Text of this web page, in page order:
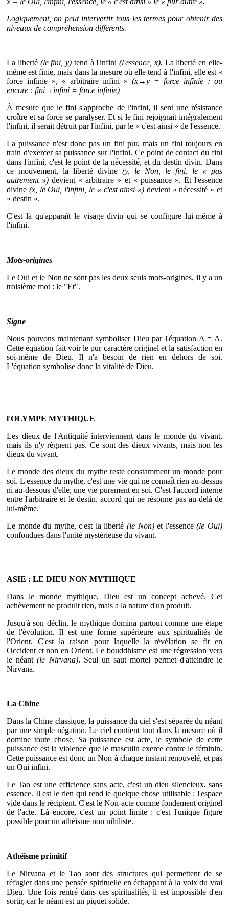
Logiquement, on peut intervertir tous les termes pour obtenir des
niveaux de compréhension différents.
La liberté (le fini, y) tend à l'infini(l'essence, x). La liberté en elle-
même est finie, mais dans la mesure où elle tend à l'infini, elle est «
force infinie », « arbitraire infini » (x→y = force infinie ; ou
encore : fini→infini = force infinie)
À mesure que le fini s'approche de l'infini, il sent une résistance
croître et sa force se paralyser. Et si le fini rejoignait intégralement
l'infini, il serait détruit par l'infini, par le « c'est ainsi » de l'essence.
La puissance n'est donc pas un fini pur, mais un fini toujours en
train d'exercer sa puissance sur l'infini. Ce point de contact du fini
dans l'infini, c'est le point de la nécessité, et du destin divin. Dans
ce mouvement, la liberté divine (y, le Non, le fini, le « pas
autrement »)devient « arbitraire » et « puissance ». Et l'essence
divine (x, le Oui, l'infini, le « c'est ainsi ») devient « nécessité » et
« destin ».
C'est là qu'apparaît le visage divin qui se configure lui-même à
l'infini.
Mots-origines
Le Oui et le Non ne sont pas les deux seuls mots-origines, il y a un
troisième mot : le "Et".
Signe
Nous pouvons maintenant symboliser Dieu par l'équation A = A.
Cette équation fait voir le pur caractère originel et la satisfaction en
soi-même de Dieu. Il n'a besoin de rien en dehors de soi.
L'équation symbolise donc la vitalité de Dieu.
l'OLYMPE MYTHIQUE
Les dieux de l'Antiquité interviennent dans le monde du vivant,
mais ils n'y règnent pas. Ce sont des dieux vivants, mais non les
dieux du vivant.
Le monde des dieux du mythe reste constamment un monde pour
soi. L'essence du mythe, c'est une vie qui ne connaît rien au-dessus
ni au-dessous d'elle, une vie purement en soi. C'est l'accord interne
entre l'arbitraire et le destin, accord qui ne résonne pas au-delà de
lui-même.
Le monde du mythe, c'est la liberté(le Non)et l'essence(le Oui)
confondues dans l'unité mystérieuse du vivant.
ASIE : LE DIEU NON MYTHIQUE
Dans le monde mythique, Dieu est un concept achevé. Cet
achèvement ne produit rien, mais a la nature d'un produit.
Jusqu'à son déclin, le mythique domina partout comme une étape
de l'évolution. Il est une forme supérieure aux spiritualités de
l'Orient. C'est la raison pour laquelle la révélation se fit en
Occident et non en Orient. Le bouddhisme est une régression vers
le néant(le Nirvana). Seul un saut mortel permet d'atteindre le
Nirvana.
La Chine
Dans la Chine classique, la puissance du ciel s'est séparée du néant
par une simple négation. Le ciel contient tout dans la mesure où il
domine toute chose. Sa puissance est acte, le symbole de cette
puissance est la violence que le masculin exerce contre le féminin.
Cette puissance est donc un Non à chaque instant renouvelé, et pas
un Oui infini.
Le Tao est une efficience sans acte, c'est un dieu silencieux, sans
essence. Il est le rien qui rend le quelque chose utilisable : l'espace
vide dans le récipient. C'est le Non-acte comme fondement originel
de l'acte. Là encore, c'est un point limite : c'est l'unique figure
possible pour un athéisme non nihiliste.
Athéisme primitif
Le Nirvana et le Tao sont des structures qui permettent de se
réfugier dans une pensée spirituelle en échappant à la voix du vrai
Dieu. Une fois rentré dans ces spiritualités, il est impossible d'en
sortir, car le néant est un piquet solide.